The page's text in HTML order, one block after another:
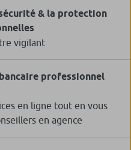
& la protection
vigilant
professionnel
en ligne tout en vous
en agence